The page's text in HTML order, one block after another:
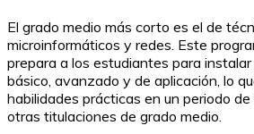
El grado medio más corto es el de
microinformáticos y redes. Este
prepara a los estudiantes para
básico, avanzado y de aplicación, lo
habilidades prácticas en un periodo
otras titulaciones de grado medio.